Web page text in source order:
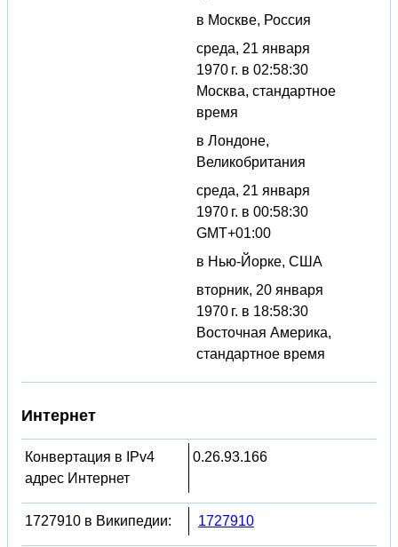
в Москве, Россия
среда, 21 января
1970 г. в 02:58:30
Москва, стандартное
время
в Лондоне,
Великобритания
среда, 21 января
1970 г. в 00:58:30
GMT+01:00
в Нью-Йорке, США
вторник, 20 января
1970 г. в 18:58:30
Восточная Америка,
стандартное время
Интернет
Конвертация в IPv4
адрес Интернет
0.26.93.166
1727910 в Википедии: 1727910